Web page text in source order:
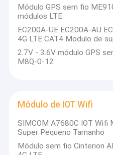
Produtos
Vídeos
Módulo GPS sem fio
módulos LTE
EC200A-UE EC200A-AU
4G LTE CAT4 Modulo de
2.7V - 3.6V módulo GPS
M8Q-0-12
Módulo de IOT Wifi
SIMCOM A7680C IOT Wifi
Super Pequeno Tamanho
Módulo sem fio Cinterion
Bem-vindo aoShenzhen Pan Gu
fornecedor líder de roteadores
de rede.e produtos de rede
necessidades em evolução